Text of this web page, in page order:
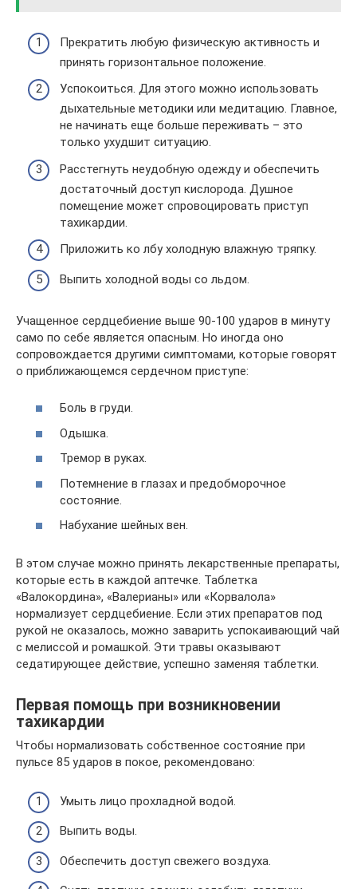
Прекратить любую физическую активность и
принять горизонтальное положение.
Успокоиться. Для этого можно использовать
дыхательные методики или медитацию. Главное,
не начинать еще больше переживать – это
только ухудшит ситуацию.
Расстегнуть неудобную одежду и обеспечить
достаточный доступ кислорода. Душное
помещение может спровоцировать приступ
тахикардии.
Приложить ко лбу холодную влажную тряпку.
Выпить холодной воды со льдом.
Учащенное сердцебиение выше 90-100 ударов в минуту
само по себе является опасным. Но иногда оно
сопровождается другими симптомами, которые говорят
о приближающемся сердечном приступе:
Боль в груди.
Одышка.
Тремор в руках.
Потемнение в глазах и предобморочное
состояние.
Набухание шейных вен.
В этом случае можно принять лекарственные препараты,
которые есть в каждой аптечке. Таблетка
«Валокордина», «Валерианы» или «Корвалола»
нормализует сердцебиение. Если этих препаратов под
рукой не оказалось, можно заварить успокаивающий чай
с мелиссой и ромашкой. Эти травы оказывают
седатирующее действие, успешно заменяя таблетки.
Первая помощь при возникновении
тахикардии
Чтобы нормализовать собственное состояние при
пульсе 85 ударов в покое, рекомендовано:
Умыть лицо прохладной водой.
Выпить воды.
Обеспечить доступ свежего воздуха.